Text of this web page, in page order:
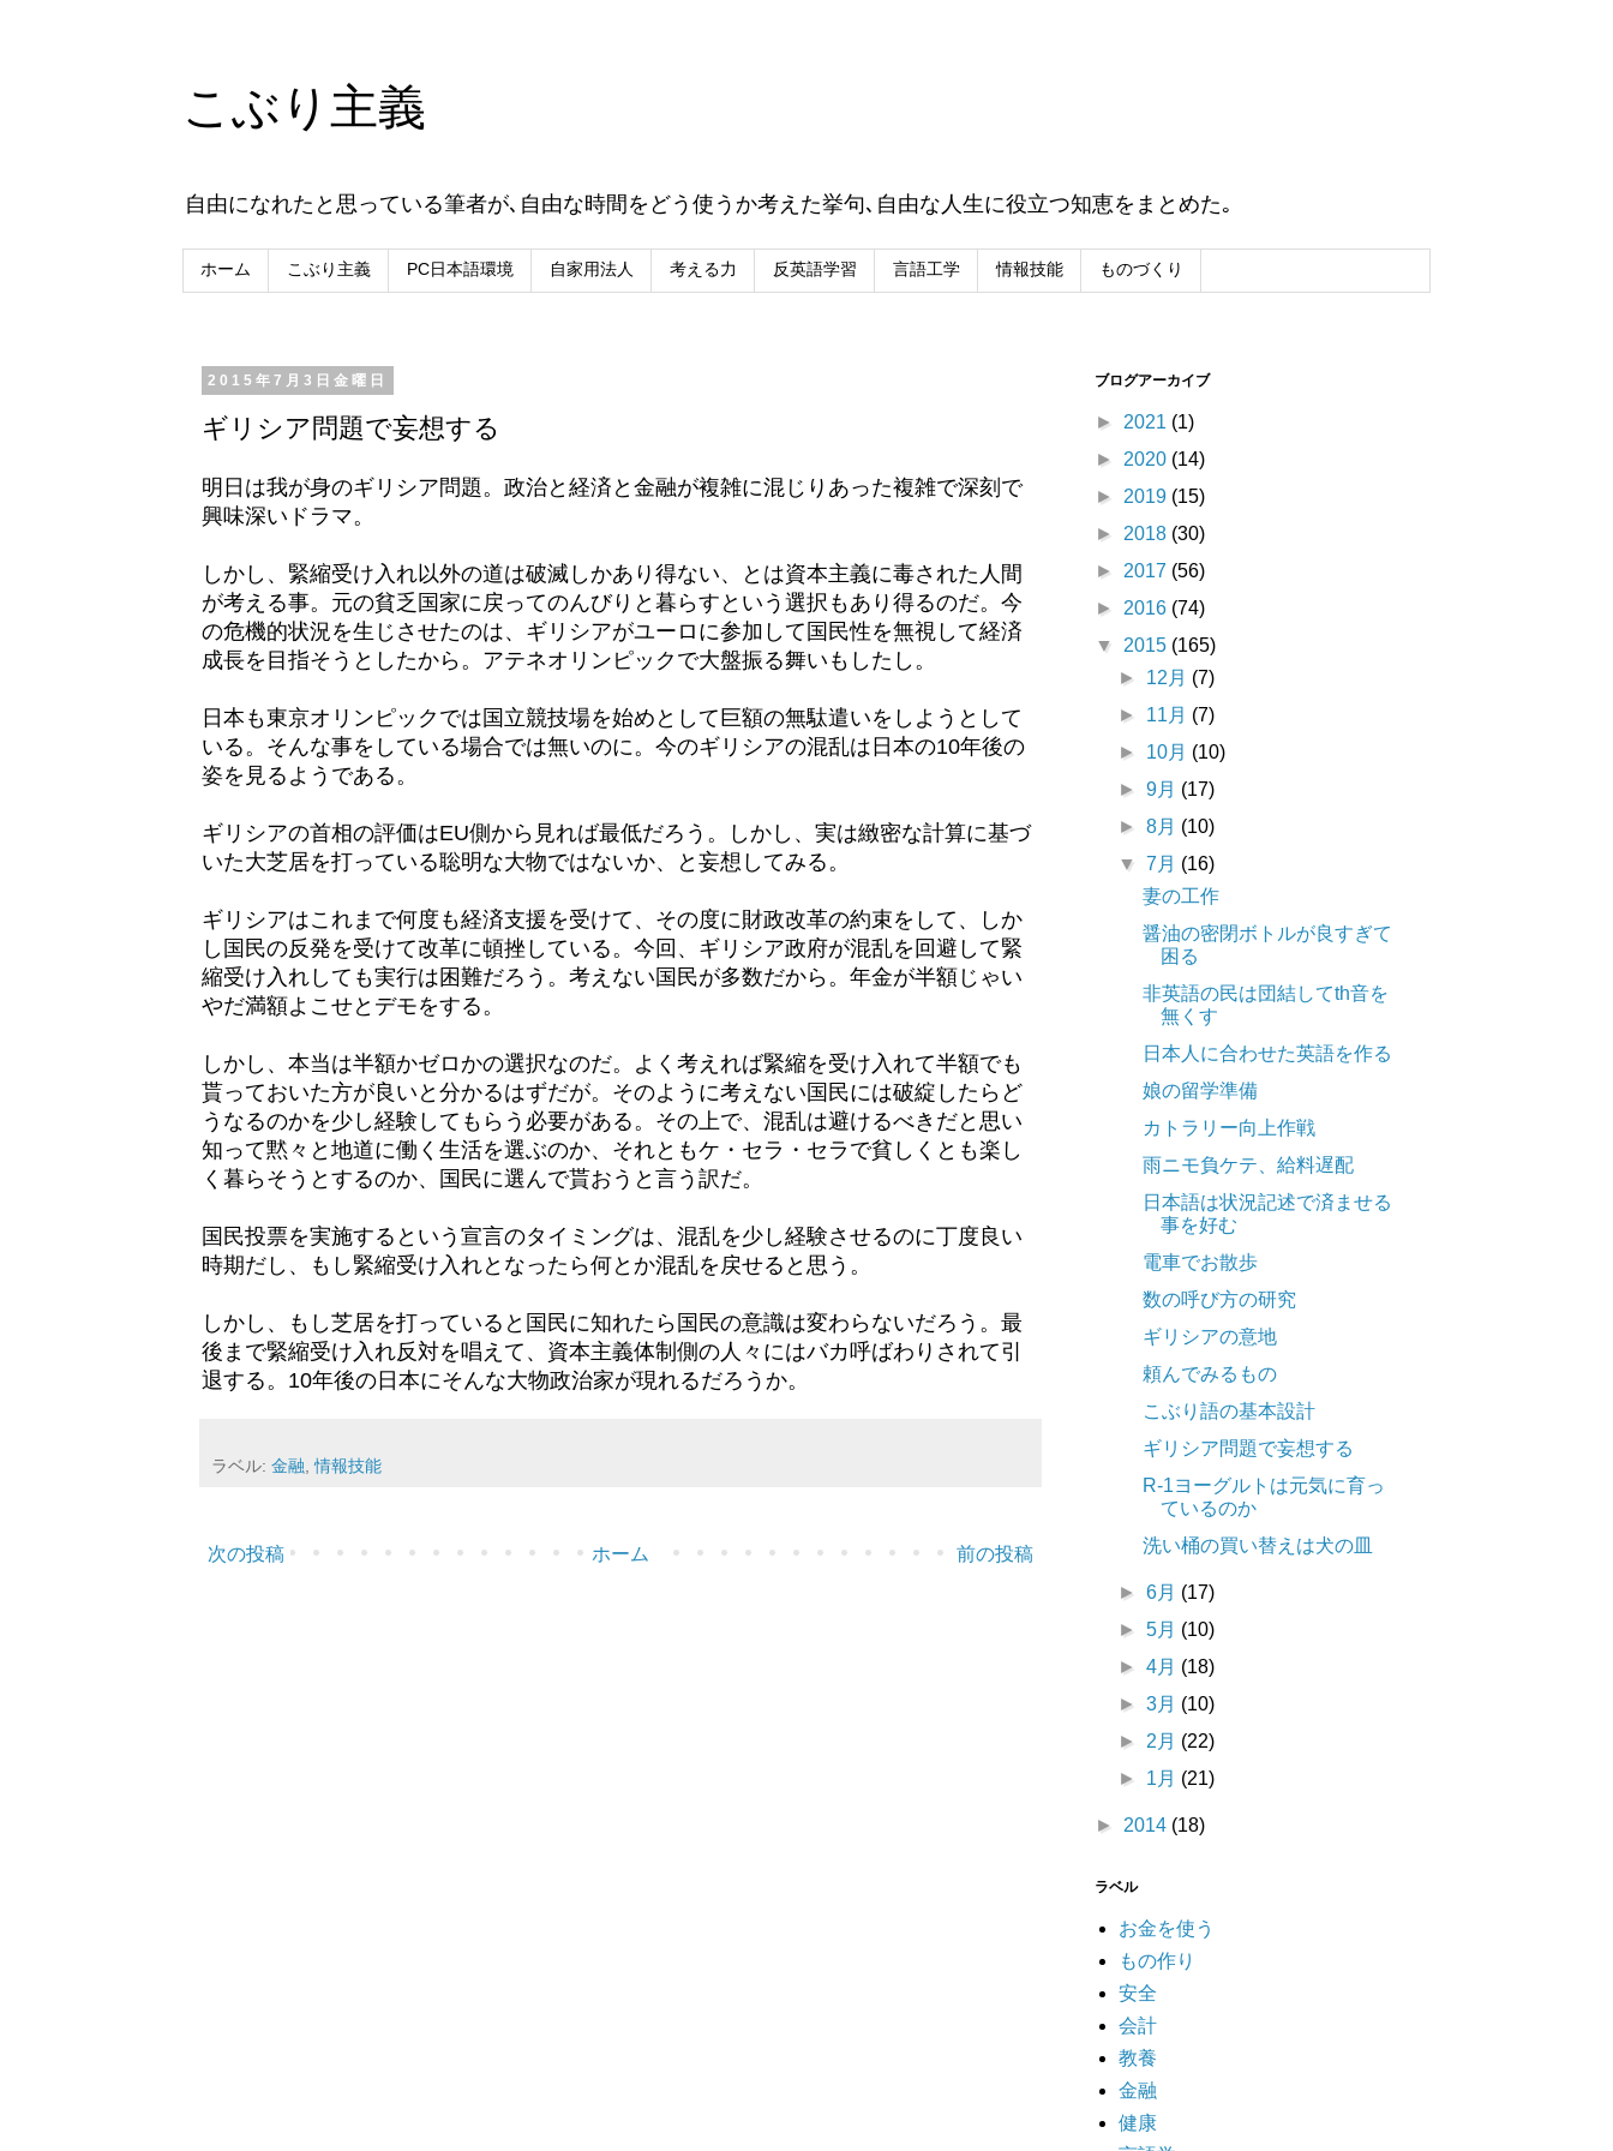
こぶり主義
自由になれたと思っている筆者が､自由な時間をどう使うか考えた挙句､自由な人生に役立つ知恵をまとめた｡
ホーム こぶり主義 PC日本語環境 自家用法人 考える力 反英語学習 言語工学 情報技能 ものづくり
2015年7月3日金曜日
ギリシア問題で妄想する
明日は我が身のギリシア問題。政治と経済と金融が複雑に混じりあった複雑で深刻で
興味深いドラマ。
しかし、緊縮受け入れ以外の道は破滅しかあり得ない、とは資本主義に毒された人間
が考える事。元の貧乏国家に戻ってのんびりと暮らすという選択もあり得るのだ。今
の危機的状況を生じさせたのは、ギリシアがユーロに参加して国民性を無視して経済
成長を目指そうとしたから。アテネオリンピックで大盤振る舞いもしたし。
日本も東京オリンピックでは国立競技場を始めとして巨額の無駄遣いをしようとして
いる。そんな事をしている場合では無いのに。今のギリシアの混乱は日本の10年後の
姿を見るようである。
ギリシアの首相の評価はEU側から見れば最低だろう。しかし、実は緻密な計算に基づ
いた大芝居を打っている聡明な大物ではないか、と妄想してみる。
ギリシアはこれまで何度も経済支援を受けて、その度に財政改革の約束をして、しか
し国民の反発を受けて改革に頓挫している。今回、ギリシア政府が混乱を回避して緊
縮受け入れしても実行は困難だろう。考えない国民が多数だから。年金が半額じゃい
やだ満額よこせとデモをする。
しかし、本当は半額かゼロかの選択なのだ。よく考えれば緊縮を受け入れて半額でも
貰っておいた方が良いと分かるはずだが。そのように考えない国民には破綻したらど
うなるのかを少し経験してもらう必要がある。その上で、混乱は避けるべきだと思い
知って黙々と地道に働く生活を選ぶのか、それともケ・セラ・セラで貧しくとも楽し
く暮らそうとするのか、国民に選んで貰おうと言う訳だ。
国民投票を実施するという宣言のタイミングは、混乱を少し経験させるのに丁度良い
時期だし、もし緊縮受け入れとなったら何とか混乱を戻せると思う。
しかし、もし芝居を打っていると国民に知れたら国民の意識は変わらないだろう。最
後まで緊縮受け入れ反対を唱えて、資本主義体制側の人々にはバカ呼ばわりされて引
退する。10年後の日本にそんな大物政治家が現れるだろうか。
ラベル: 金融 ,情報技能
次の投稿 前の投稿
ホーム
ブログアーカイブ
► 2021 (1)
► 2020 (14)
► 2019 (15)
► 2018 (30)
► 2017 (56)
► 2016 (74)
▼ 2015 (165)
► 12月 (7)
► 11月 (7)
► 10月 (10)
►9月 (17)
►8月 (10)
▼7月 (16)
妻の工作
醤油の密閉ボトルが良すぎて
困る
非英語の民は団結してth音を
無くす
日本人に合わせた英語を作る
娘の留学準備
カトラリー向上作戦
雨ニモ負ケテ、給料遅配
日本語は状況記述で済ませる
事を好む
電車でお散歩
数の呼び方の研究
ギリシアの意地
頼んでみるもの
こぶり語の基本設計
ギリシア問題で妄想する
R-1ヨーグルトは元気に育っ
ているのか
洗い桶の買い替えは犬の皿
►6月 (17)
►5月 (10)
►4月 (18)
►3月 (10)
► 2月 (22)
► 1月 (21)
► 2014 (18)
ラベル
お金を使う
もの作り
安全
会計
教養
金融
健康